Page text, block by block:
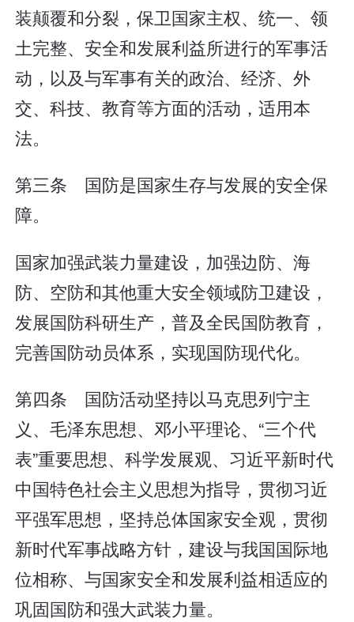
装颠覆和分裂，保卫国家主权、统一、领
土完整、安全和发展利益所进行的军事活
动，以及与军事有关的政治、经济、外
交、科技、教育等方面的活动，适用本
法。
第三条 国防是国家生存与发展的安全保
障。
国家加强武装力量建设，加强边防、海
防、空防和其他重大安全领域防卫建设，
发展国防科研生产，普及全民国防教育，
完善国防动员体系，实现国防现代化。
第四条 国防活动坚持以马克思列宁主
义、毛泽东思想、邓小平理论、“三个代
表”重要思想、科学发展观、习近平新时代
中国特色社会主义思想为指导，贯彻习近
平强军思想，坚持总体国家安全观，贯彻
新时代军事战略方针，建设与我国国际地
位相称、与国家安全和发展利益相适应的
巩固国防和强大武装力量。